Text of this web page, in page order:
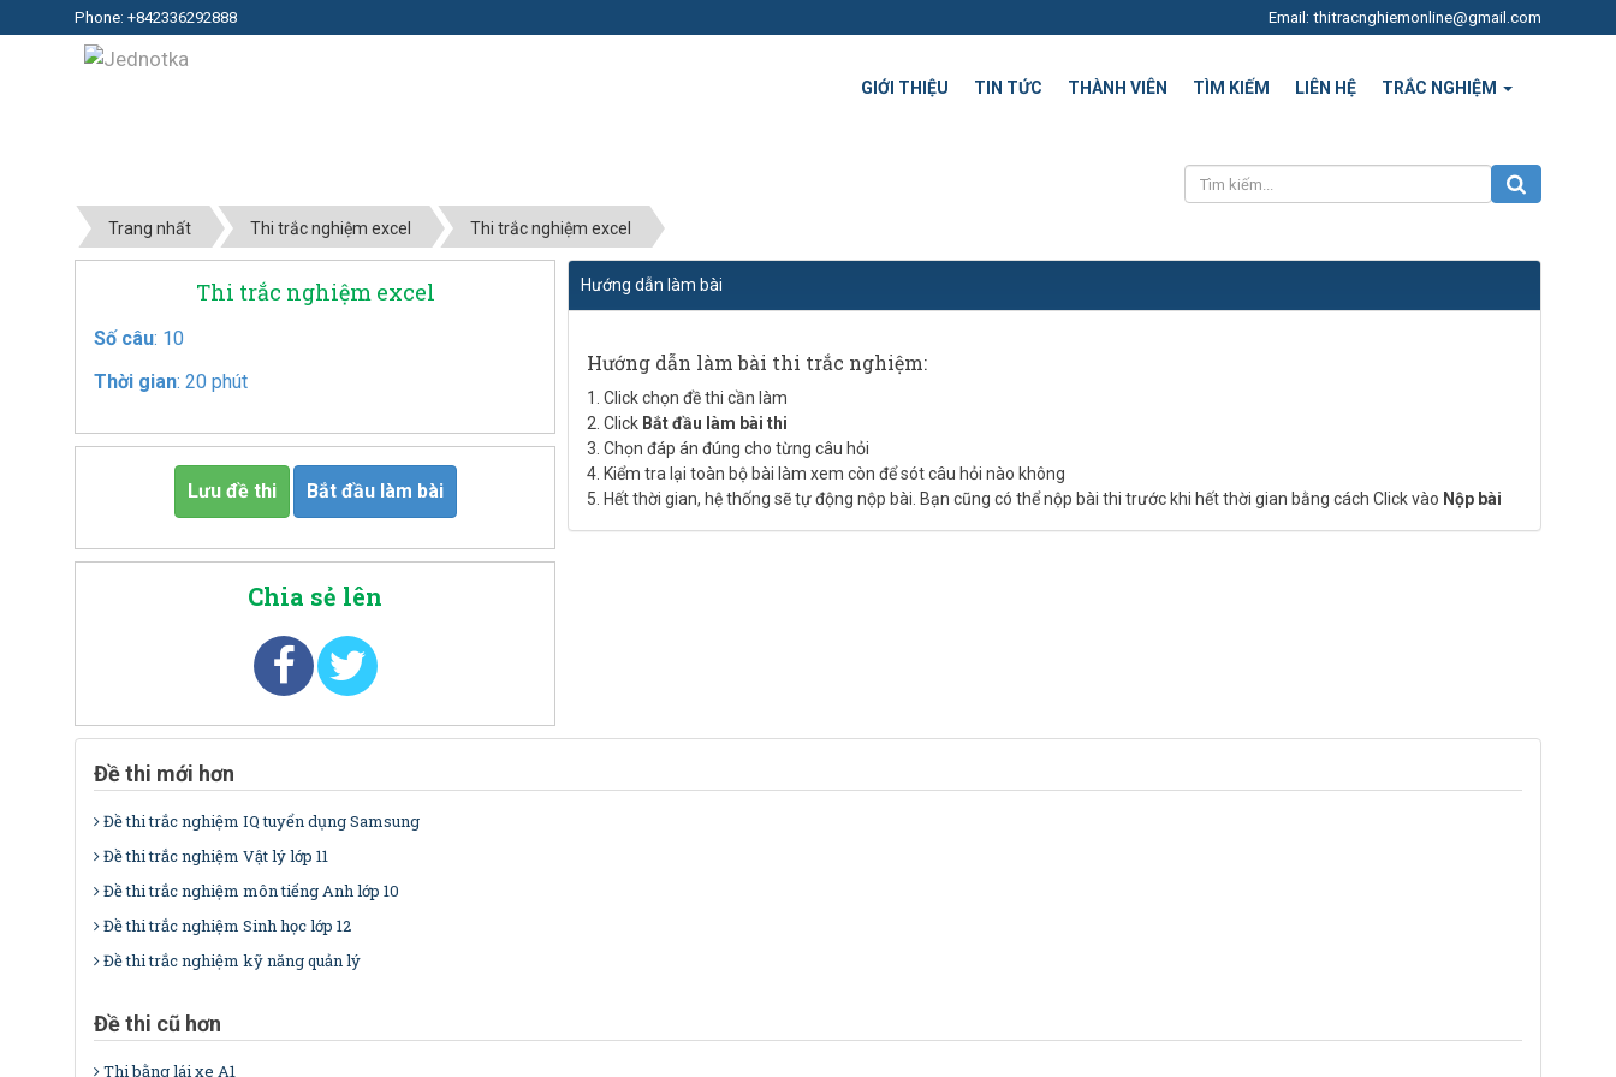
Phone: +842336292888 Email: thitracnghiemonline@gmail.com
GIỚI THIỆU TIN TỨC THÀNH VIÊN TÌM KIẾM LIÊN HỆ TRẮC NGHIỆM
Trang nhất Thi trắc nghiệm excel Thi trắc nghiệm excel
Thi trắc nghiệm excel
Số câu: 10
Thời gian: 20 phút
Lưu đề thi Bắt đầu làm bài
Chia sẻ lên
Hướng dẫn làm bài
Hướng dẫn làm bài thi trắc nghiệm:
1. Click chọn đề thi cần làm
2. Click Bắt đầu làm bài thi
3. Chọn đáp án đúng cho từng câu hỏi
4. Kiểm tra lại toàn bộ bài làm xem còn để sót câu hỏi nào không
5. Hết thời gian, hệ thống sẽ tự động nộp bài. Bạn cũng có thể nộp bài thi trước khi hết thời gian bằng cách Click vào Nộp bài
Đề thi mới hơn
Đề thi trắc nghiệm IQ tuyển dụng Samsung
Đề thi trắc nghiệm Vật lý lớp 11
Đề thi trắc nghiệm môn tiếng Anh lớp 10
Đề thi trắc nghiệm Sinh học lớp 12
Đề thi trắc nghiệm kỹ năng quản lý
Đề thi cũ hơn
Thi bằng lái xe A1